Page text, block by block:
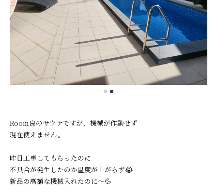
Room良のサウナですが、機械が作動せず
現在使えません。
昨日工事してもらったのに
不具合が発生したのか温度が上がらず😭
新品の高額な機械入れたのに～💦